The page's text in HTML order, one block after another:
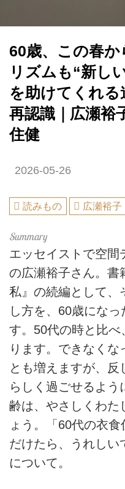
60歳、この春
リズムも“新し
を助けてくれる
再認識｜広瀬裕
住健
2026-05-26
読みもの 広瀬裕子
エッセイストで空間
の広瀬裕子さん。書
私』の続編として、
し方を、60歳にな
す。50代の時と比
ります。できなくな
とも増えますが、
らしく過ごせるよ
齢は、やさしくわた
ょう。「60代の衣
だけたら、うれしい
について。